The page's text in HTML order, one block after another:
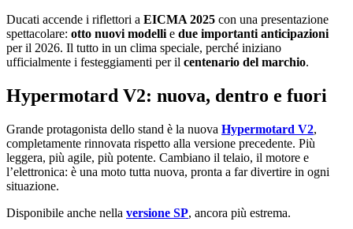
Ducati accende i riflettori a EICMA 2025 con una presentazione
spettacolare: otto nuovi modelli e due importanti anticipazioni
per il 2026. Il tutto in un clima speciale, perché iniziano
ufficialmente i festeggiamenti per il centenario del marchio.
Hypermotard V2: nuova, dentro e fuori
Grande protagonista dello stand è la nuova Hypermotard V2,
completamente rinnovata rispetto alla versione precedente. Più
leggera, più agile, più potente. Cambiano il telaio, il motore e
l’elettronica: è una moto tutta nuova, pronta a far divertire in ogni
situazione.
Disponibile anche nella versione SP, ancora più estrema.